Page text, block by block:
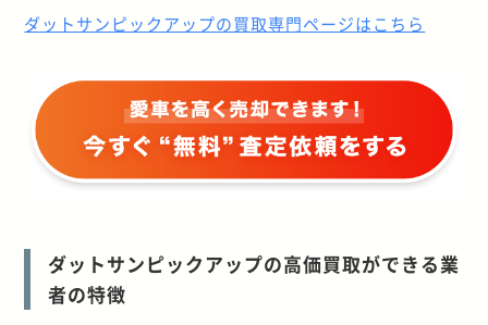
ダットサンピックアップの買取専門ページはこちら
ダットサンピックアップの高価買取ができる業
者の特徴